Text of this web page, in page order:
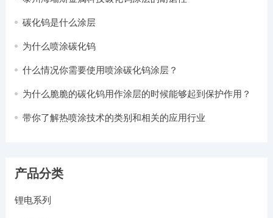
碳化钨是什么涂层
为什么喷涂碳化钨
什么情况你需要使用喷涂碳化钨涂层？
为什么脆脆的碳化钨用作涂层的时候能够起到保护作用？
带你了解热喷涂技术的类别和相关的应用行业
产品分类
锂电系列